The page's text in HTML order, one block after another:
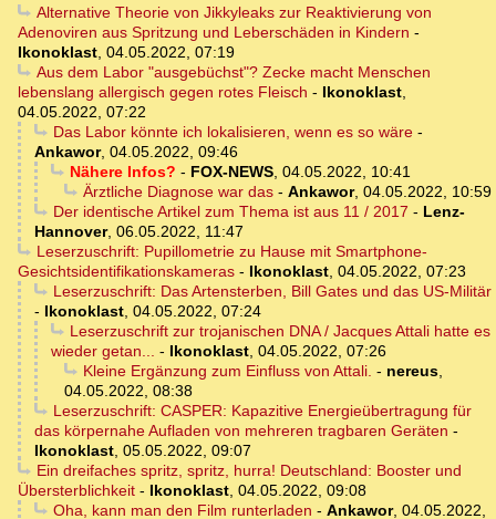
Alternative Theorie von Jikkyleaks zur Reaktivierung von
Adenoviren aus Spritzung und Leberschäden in Kindern -
Ikonoklast 04.05.2022, 07:19
Aus dem Labor "ausgebüchst"? Zecke macht Menschen
lebenslang allergisch gegen rotes Fleisch - Ikonoklast
04.05.2022, 07:22
Das Labor könnte ich lokalisieren, wenn es so wäre-
Ankawor, 04.05.2022, 09:46
Nähere Infos? - FOX-NEWS, 04.05.2022, 10:41
Ärztliche Diagnose war das- Ankawor, 04.05.2022, 10:59
Der identische Artikel zum Thema ist aus 11 / 2017 - Lenz-
Hannover, 06.05.2022, 11:47
Leserzuschrift: Pupillometrie zu Hause mit Smartphone-
Gesichtsidentifikationskameras - Ikonoklast 04.05.2022, 07:23
Leserzuschrift: Das Artensterben, Bill Gates und das US-Militär
- Ikonoklast 04.05.2022, 07:24
Leserzuschrift zur trojanischen DNA / Jacques Attali hatte es
wieder getan...
- Ikonoklast 04.05.2022, 07:26
Kleine Ergänzung zum Einfluss von Attali. - nereus,
04.05.2022, 08:38
Leserzuschrift: CASPER: Kapazitive Energieübertragung für
das körpernahe Aufladen von mehreren tragbaren Geräten -
Ikonoklast 05.05.2022, 09:07
Ein dreifaches spritz, spritz, hurra! Deutschland: Booster und
Übersterblichkeit - Ikonoklast 04.05.2022, 09:08
Oha, kann man den Film runterladen - Ankawor, 04.05.2022,